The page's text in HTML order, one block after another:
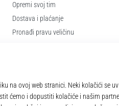
Opremi svoj tim
Dostava i plaćanje
Pronađi pravu veličinu